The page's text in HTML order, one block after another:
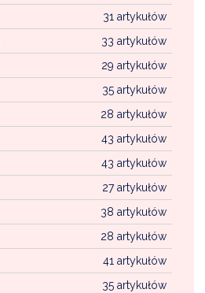
31 artykułów
33 artykułów
29 artykułów
35 artykułów
28 artykułów
43 artykułów
43 artykułów
27 artykułów
38 artykułów
28 artykułów
41 artykułów
35 artykułów